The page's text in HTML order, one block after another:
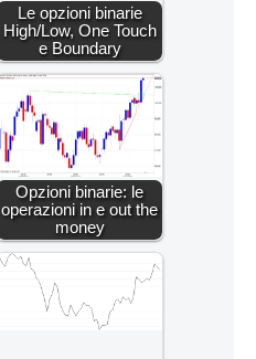
Le opzioni binarie
High/Low, One Touch
e Boundary
Opzioni binarie: le
operazioni in e out the
money